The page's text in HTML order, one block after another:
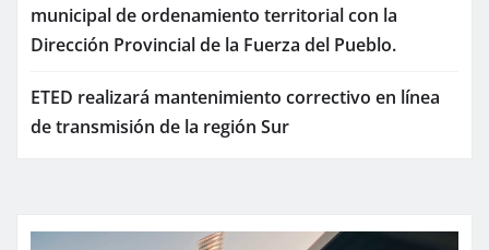
municipal de ordenamiento territorial con la
Dirección Provincial de la Fuerza del Pueblo.
ETED realizará mantenimiento correctivo en línea
de transmisión de la región Sur